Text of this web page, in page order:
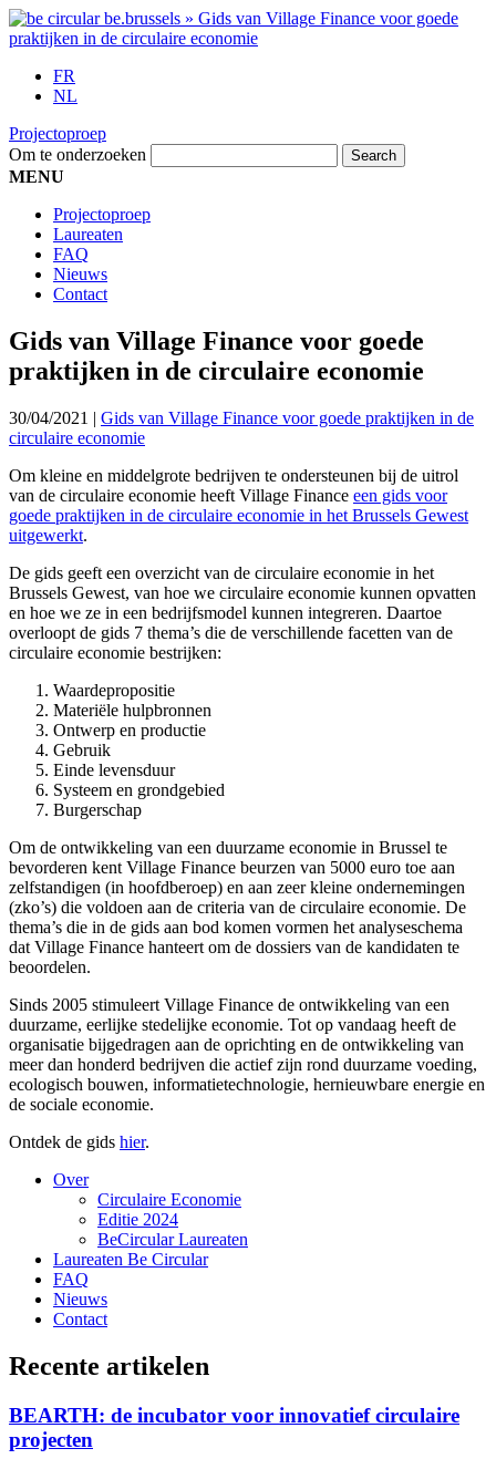
FR
NL
Projectoproep
Om te onderzoeken
MENU
Projectoproep
Laureaten
FAQ
Nieuws
Contact
Gids van Village Finance voor goede
praktijken in de circulaire economie
30/04/2021 | Gids van Village Finance voor goede praktijken in de
circulaire economie
Om kleine en middelgrote bedrijven te ondersteunen bij de uitrol
van de circulaire economie heeft Village Finance een gids voor
goede praktijken in de circulaire economie in het Brussels Gewest
uitgewerkt.
De gids geeft een overzicht van de circulaire economie in het
Brussels Gewest, van hoe we circulaire economie kunnen opvatten
en hoe we ze in een bedrijfsmodel kunnen integreren. Daartoe
overloopt de gids 7 thema’s die de verschillende facetten van de
circulaire economie bestrijken:
Waardepropositie
Materiële hulpbronnen
Ontwerp en productie
Gebruik
Einde levensduur
Systeem en grondgebied
Burgerschap
Om de ontwikkeling van een duurzame economie in Brussel te
bevorderen kent Village Finance beurzen van 5000 euro toe aan
zelfstandigen (in hoofdberoep) en aan zeer kleine ondernemingen
(zko’s) die voldoen aan de criteria van de circulaire economie. De
thema’s die in de gids aan bod komen vormen het analyseschema
dat Village Finance hanteert om de dossiers van de kandidaten te
beoordelen.
Sinds 2005 stimuleert Village Finance de ontwikkeling van een
duurzame, eerlijke stedelijke economie. Tot op vandaag heeft de
organisatie bijgedragen aan de oprichting en de ontwikkeling van
meer dan honderd bedrijven die actief zijn rond duurzame voeding,
ecologisch bouwen, informatietechnologie, hernieuwbare energie en
de sociale economie.
Ontdek de gids hier.
Over
Circulaire Economie
Editie 2024
BeCircular Laureaten
Laureaten Be Circular
FAQ
Nieuws
Contact
Recente artikelen
BEARTH: de incubator voor innovatief circulaire
projecten